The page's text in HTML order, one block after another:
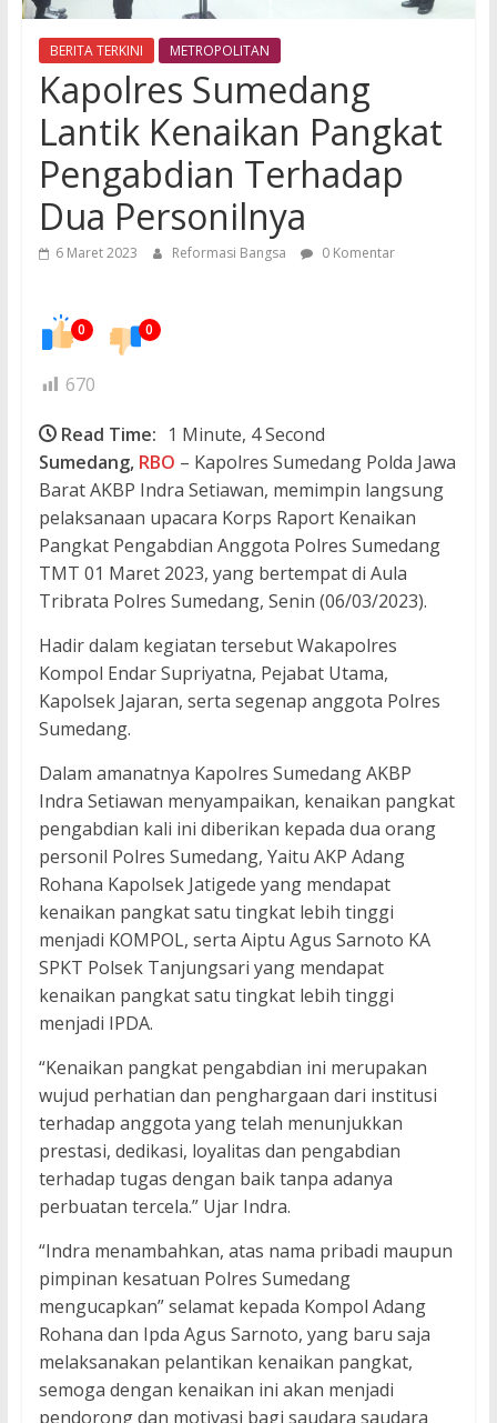
BERITA TERKINI METROPOLITAN
Kapolres Sumedang
Lantik Kenaikan Pangkat
Pengabdian Terhadap
Dua Personilnya
6 Maret 2023 Reformasi Bangsa 0 Komentar
0 0
670
Read Time: 1 Minute, 4 Second
Sumedang, RBO – Kapolres Sumedang Polda Jawa
Barat AKBP Indra Setiawan, memimpin langsung
pelaksanaan upacara Korps Raport Kenaikan
Pangkat Pengabdian Anggota Polres Sumedang
TMT 01 Maret 2023, yang bertempat di Aula
Tribrata Polres Sumedang, Senin (06/03/2023).
Hadir dalam kegiatan tersebut Wakapolres
Kompol Endar Supriyatna, Pejabat Utama,
Kapolsek Jajaran, serta segenap anggota Polres
Sumedang.
Dalam amanatnya Kapolres Sumedang AKBP
Indra Setiawan menyampaikan, kenaikan pangkat
pengabdian kali ini diberikan kepada dua orang
personil Polres Sumedang, Yaitu AKP Adang
Rohana Kapolsek Jatigede yang mendapat
kenaikan pangkat satu tingkat lebih tinggi
menjadi KOMPOL, serta Aiptu Agus Sarnoto KA
SPKT Polsek Tanjungsari yang mendapat
kenaikan pangkat satu tingkat lebih tinggi
menjadi IPDA.
“Kenaikan pangkat pengabdian ini merupakan
wujud perhatian dan penghargaan dari institusi
terhadap anggota yang telah menunjukkan
prestasi, dedikasi, loyalitas dan pengabdian
terhadap tugas dengan baik tanpa adanya
perbuatan tercela.” Ujar Indra.
“Indra menambahkan, atas nama pribadi maupun
pimpinan kesatuan Polres Sumedang
mengucapkan” selamat kepada Kompol Adang
Rohana dan Ipda Agus Sarnoto, yang baru saja
melaksanakan pelantikan kenaikan pangkat,
semoga dengan kenaikan ini akan menjadi
pendorong dan motivasi bagi saudara saudara